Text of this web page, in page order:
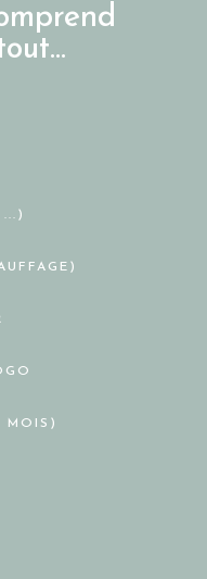
...)
MOIS)